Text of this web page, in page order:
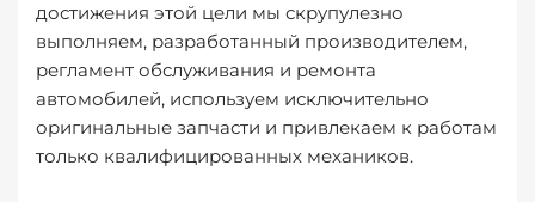
достижения этой цели мы скрупулезно
выполняем, разработанный производителем,
регламент обслуживания и ремонта
автомобилей, используем исключительно
оригинальные запчасти и привлекаем к работам
только квалифицированных механиков.